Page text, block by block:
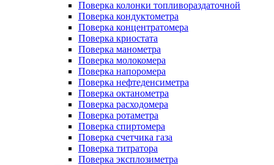
Поверка колонки топливораздаточной
Поверка кондуктометра
Поверка концентратомера
Поверка криостата
Поверка манометра
Поверка молокомера
Поверка напоромера
Поверка нефтеденсиметра
Поверка октанометра
Поверка расходомера
Поверка ротаметра
Поверка спиртомера
Поверка счетчика газа
Поверка титратора
Поверка эксплозиметра